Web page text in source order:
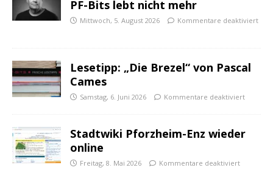
PF-Bits lebt nicht mehr
Mittwoch, 5. August 2026 Kommentare deaktiviert
Lesetipp: „Die Brezel“ von Pascal
Cames
Samstag, 6. Juni 2026 Kommentare deaktiviert
Stadtwiki Pforzheim-Enz wieder
online
Freitag, 8. Mai 2026 Kommentare deaktiviert